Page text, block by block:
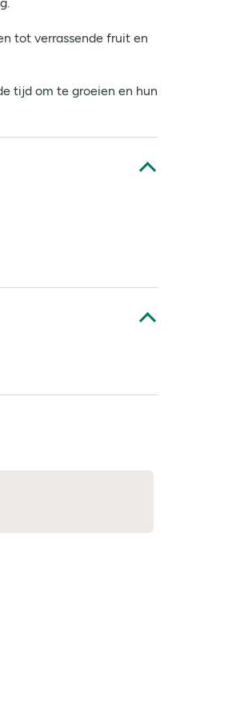
tot verrassende fruit en
tijd om te groeien en hun